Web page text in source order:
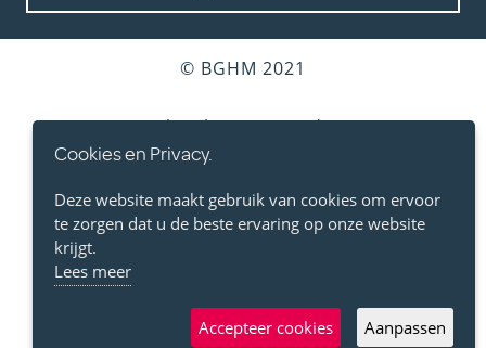
© BGHM 2021
Gebruiksvoorwaarden
Toegankelijkheidsverklaring
Cookies en Privacy.
Deze website maakt gebruik van cookies om ervoor
te zorgen dat u de beste ervaring op onze website
krijgt.
Lees meer
Accepteer cookies Aanpassen